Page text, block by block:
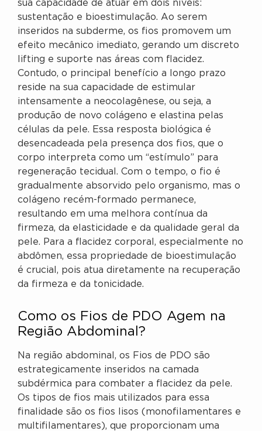
sua capacidade de atuar em dois níveis:
sustentação e bioestimulação. Ao serem
inseridos na subderme, os fios promovem um
efeito mecânico imediato, gerando um discreto
lifting e suporte nas áreas com flacidez.
Contudo, o principal benefício a longo prazo
reside na sua capacidade de estimular
intensamente a neocolagênese, ou seja, a
produção de novo colágeno e elastina pelas
células da pele. Essa resposta biológica é
desencadeada pela presença dos fios, que o
corpo interpreta como um “estímulo” para
regeneração tecidual. Com o tempo, o fio é
gradualmente absorvido pelo organismo, mas o
colágeno recém-formado permanece,
resultando em uma melhora contínua da
firmeza, da elasticidade e da qualidade geral da
pele. Para a flacidez corporal, especialmente no
abdômen, essa propriedade de bioestimulação
é crucial, pois atua diretamente na recuperação
da firmeza e da tonicidade.
Como os Fios de PDO Agem na
Região Abdominal?
Na região abdominal, os Fios de PDO são
estrategicamente inseridos na camada
subdérmica para combater a flacidez da pele.
Os tipos de fios mais utilizados para essa
finalidade são os fios lisos (monofilamentares e
multifilamentares), que proporcionam uma